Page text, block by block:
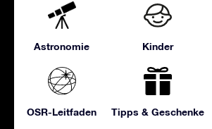
Astronomie Kinder
OSR-Leitfaden Tipps & Geschenke